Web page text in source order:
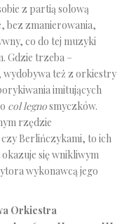
z partią solową
bez zmanierowania,
co do tej muzyki
Gdzie trzeba –
też z orkiestry
imitujących
col legnosmyczków.
rzędzie
Berlińczykami, to ich
okazuje się wnikliwym
wykonawcą jego
Orkiestra